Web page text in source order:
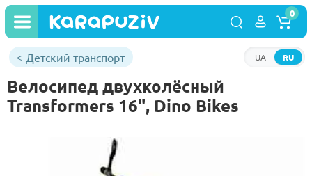
RU
UA
0
Детский транспорт
Велосипед двухколёсный
Transformers 16", Dino Bikes